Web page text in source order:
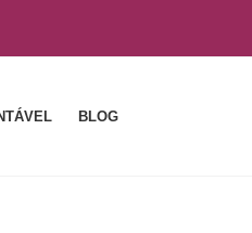
BLOG